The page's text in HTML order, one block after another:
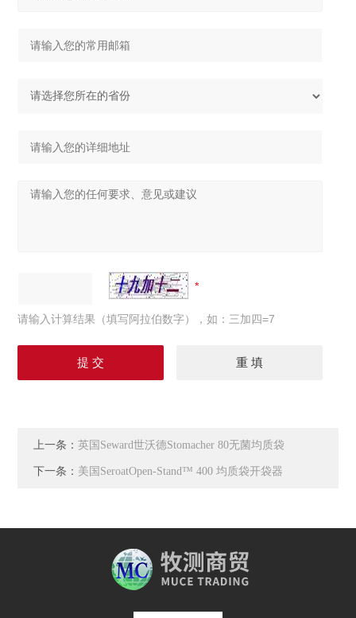
请输入计算结果（填写阿拉伯数字），如：三加四=7
上一条：英国Seward世沃德Stomacher 80无菌均质袋
下一条： 美国SeroatOpen-Stand™ 400 均质袋开袋器